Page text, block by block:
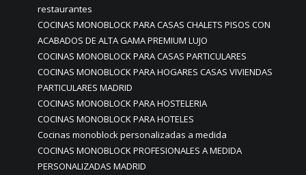
restaurantes
COCINAS MONOBLOCK PARA CASAS CHALETS PISOS CON
ACABADOS DE ALTA GAMA PREMIUM LUJO
COCINAS MONOBLOCK PARA CASAS PARTICULARES
COCINAS MONOBLOCK PARA HOGARES CASAS VIVIENDAS
PARTICULARES MADRID
COCINAS MONOBLOCK PARA HOSTELERIA
COCINAS MONOBLOCK PARA HOTELES
Cocinas monoblock personalizadas a medida
COCINAS MONOBLOCK PROFESIONALES A MEDIDA
PERSONALIZADAS MADRID